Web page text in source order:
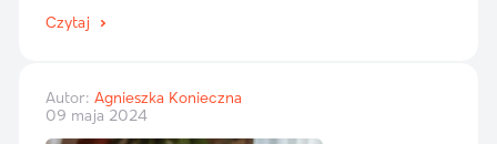
Czytaj
09 maja 2024
Autor: Agnieszka Konieczna